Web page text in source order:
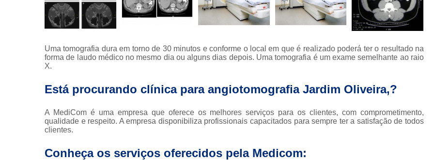
Exames de
tomografia
computadorizada
Ressonâncias
computadorizada
Clínica de Tomografia de Coluna
Clínica para Fazer Tomografia
Clínica para Fazer Tomografia do Abdome
Clínica para Tomografia
Clínica para Tomografia de Coluna
Clínica de Exames por Imagem
Clínica para Exames
Clínica para Exames de
Uma tomografia dura em torno de 30 minutos e conforme o local em que é realizado poderá ter o resultado na
forma de laudo médico no mesmo dia ou alguns dias depois. Uma tomografia é um exame semelhante ao raio
X.
Está procurando clínica para angiotomografia Jardim Oliveira,?
A MediCom é uma empresa que oferece os melhores serviços para os clientes, com comprometimento,
qualidade e respeito. A empresa disponibiliza profissionais capacitados para sempre ter a satisfação de todos
clientes.
Conheça os serviços oferecidos pela Medicom: